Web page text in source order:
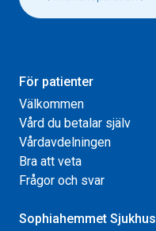
För patienter
Välkommen
Vård du betalar själv
Vårdavdelningen
Bra att veta
Frågor och svar
Sophiahemmet Sjukhus